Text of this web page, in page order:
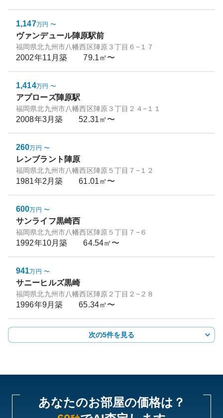
1,147万円 〜
ヴァンデュール陣原駅前
福岡県北九州市八幡西区陣原３丁目６−１７
2002年11月築 79.1㎡〜
1,414万円 〜
アプローズ陣原駅
福岡県北九州市八幡西区陣原３丁目２４−１１
2008年3月築 52.31㎡〜
260万円 〜
レンブラント陣原
福岡県北九州市八幡西区陣原５丁目７−１２
1981年2月築 61.01㎡〜
600万円 〜
サンライフ黒崎西
福岡県北九州市八幡西区陣原５丁目７−６
1992年10月築 64.54㎡〜
941万円 〜
サニーヒルズ黒崎
福岡県北九州市八幡西区陣原２丁目２−２８
1996年9月築 65.34㎡〜
次の5件を見る
あなたのお部屋の価格は？